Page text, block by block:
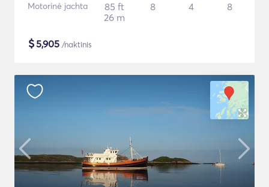
Motorinė jachta
85 ft
26 m
8 4 8
$5,905 /naktinis